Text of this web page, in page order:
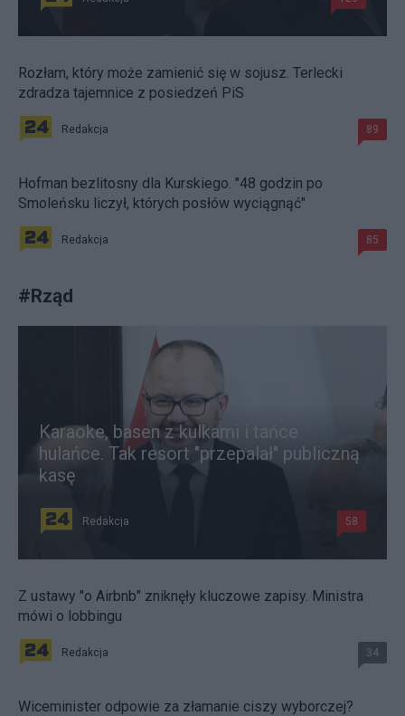
Rozłam, który może zamienić się w sojusz. Terlecki
zdradza tajemnice z posiedzeń PiS
Redakcja 89
Hofman bezlitosny dla Kurskiego. "48 godzin po
Smoleńsku liczył, których posłów wyciągnąć"
Redakcja 85
#Rząd
Karaoke, basen z kulkami i tańce
hulańce. Tak resort "przepalał" publiczną
kasę
Redakcja 58
Z ustawy "o Airbnb" zniknęły kluczowe zapisy. Ministra
mówi o lobbingu
Redakcja 34
Wiceminister odpowie za złamanie ciszy wyborczej?